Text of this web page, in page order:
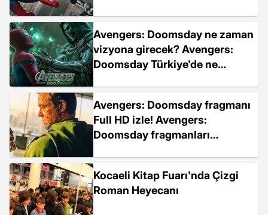
Avengers: Doomsday ne zaman
vizyona girecek? Avengers:
Doomsday Türkiye'de ne
Avengers: Doomsday fragmanı
Full HD izle! Avengers:
Doomsday fragmanları
Kocaeli Kitap Fuarı'nda Çizgi
Roman Heyecanı